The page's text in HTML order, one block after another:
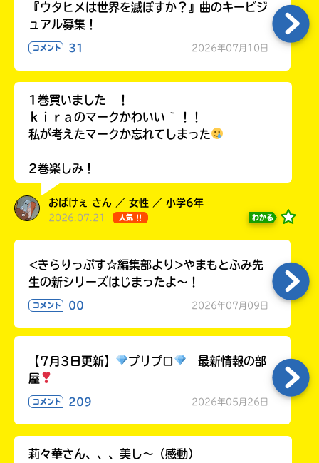
『ウタヒメは世界を滅ぼすか？』曲のキービジ
ュアル募集！
コメント 31 2026年07月10日
1巻買いました ！
ｋｉｒａのマークかわいい ~ ！！
私が考えたマークか忘れてしまった
2巻楽しみ！
おばけぇ さん ／ 女性 ／ 小学6年
2026.07.21 人気 !! わかる
<きらりっぷす☆編集部より>やまもとふみ先
生の新シリーズはじまったよ～！
コメント 00 2026年07月09日
【7月3日更新】 プリプロ
最新情報の部
屋
コメント 209 2026年05月26日
莉々華さん、、、美し〜（感動）
内
容
ラ
が
で、
う